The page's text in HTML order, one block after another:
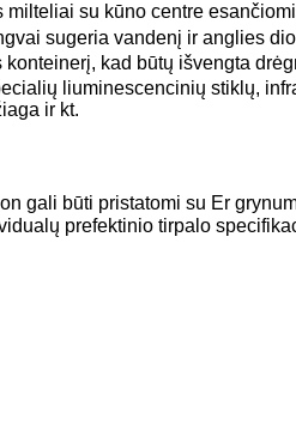
su kūno centre
sugeria vandenį ir anglies
kad būtų išvengta
liuminescencinių stiklų,
ir kt.
gali būti pristatomi su Er
prefektinio tirpalo